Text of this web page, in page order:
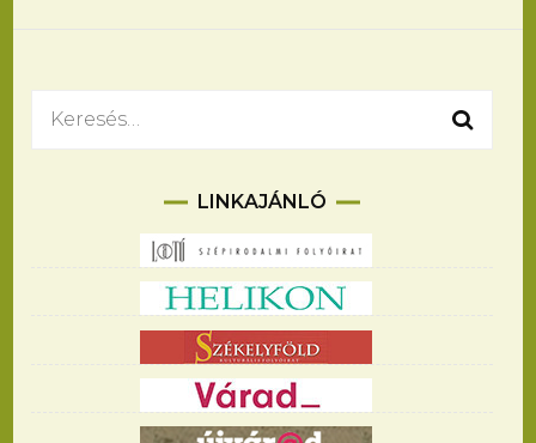
Keresés:
LINKAJÁNLÓ